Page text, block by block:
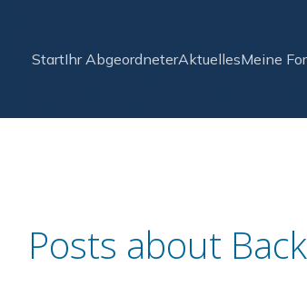
StartIhr AbgeordneterAktuellesMeine
Posts about